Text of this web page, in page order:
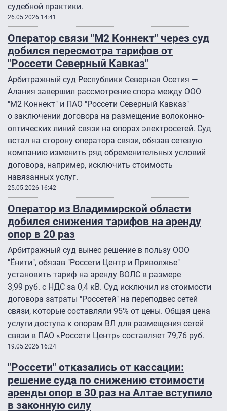
судебной практики.
26.05.2026 14:41
Оператор связи "М2 Коннект" через суд
добился пересмотра тарифов от
"Россети Северный Кавказ"
Арбитражный суд Республики Северная Осетия —
Алания завершил рассмотрение спора между ООО
"М2 Коннект" и ПАО "Россети Северный Кавказ"
о заключении договора на размещение волоконно-
оптических линий связи на опорах электросетей. Суд
встал на сторону оператора связи, обязав сетевую
компанию изменить ряд обременительных условий
договора, например, исключить стоимость
навязанных услуг.
25.05.2026 16:42
Оператор из Владимирской области
добился снижения тарифов на аренду
опор в 20 раз
Арбитражный суд вынес решение в пользу ООО
"Ёнити", обязав "Россети Центр и Приволжье"
установить тариф на аренду ВОЛС в размере
3,99 руб. с НДС за 0,4 кВ. Суд исключил из стоимости
договора затраты "Россетей" на переподвес сетей
связи, которые составляли 95% от цены. Общая цена
услуги доступа к опорам ВЛ для размещения сетей
связи в ПАО «Россети Центр» составляет 79,76 руб.
19.05.2026 16:24
"Россети" отказались от кассации:
решение суда по снижению стоимости
аренды опор в 30 раз на Алтае вступило
в законную силу